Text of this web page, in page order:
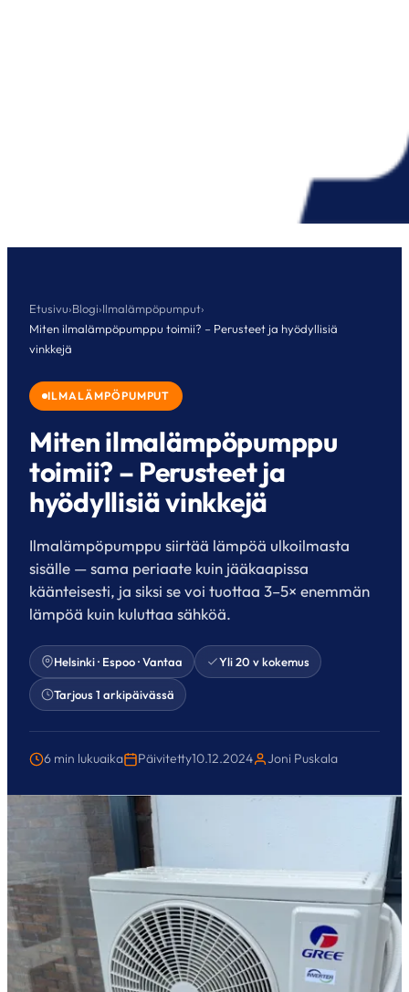
Etusivu›Blogi›Ilmalämpöpumput›
Miten ilmalämpöpumppu toimii? – Perusteet ja hyödyllisiä
vinkkejä
ILMALÄMPÖPUMPUT
Miten ilmalämpöpumppu
toimii? – Perusteet ja
hyödyllisiä vinkkejä
Ilmalämpöpumppu siirtää lämpöä ulkoilmasta
sisälle — sama periaate kuin jääkaapissa
käänteisesti, ja siksi se voi tuottaa 3–5× enemmän
lämpöä kuin kuluttaa sähköä.
Helsinki · Espoo · Vantaa Yli 20 v kokemus
Tarjous 1 arkipäivässä
6 min lukuaika Päivitetty10.12.2024 Joni Puskala